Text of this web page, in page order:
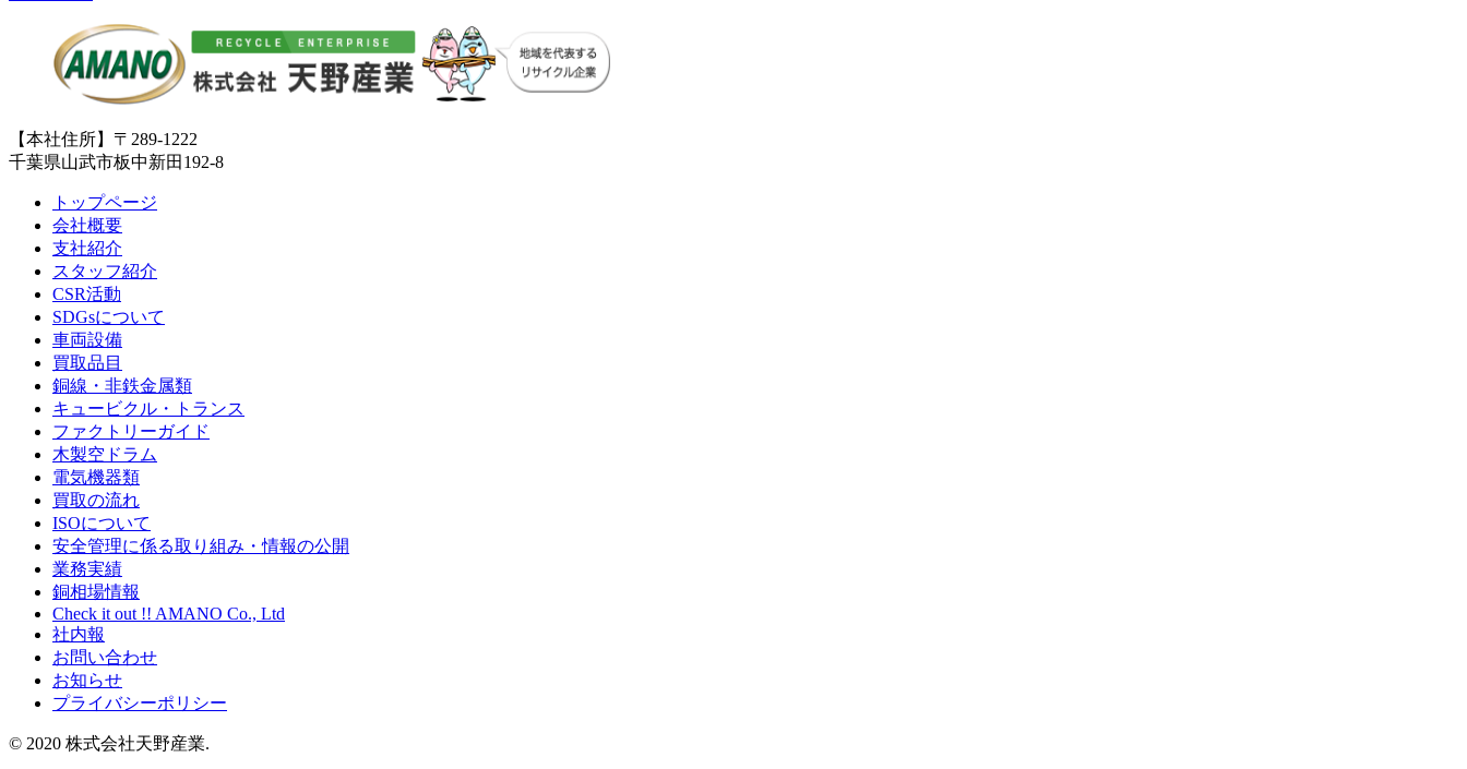
【本社住所】〒289-1222
千葉県山武市板中新田192-8
トップページ
会社概要
支社紹介
スタッフ紹介
CSR活動
SDGsについて
車両設備
買取品目
銅線・非鉄金属類
キュービクル・トランス
ファクトリーガイド
木製空ドラム
電気機器類
買取の流れ
ISOについて
安全管理に係る取り組み・情報の公開
業務実績
銅相場情報
Check it out !! AMANO Co., Ltd
社内報
お問い合わせ
お知らせ
プライバシーポリシー
© 2020 株式会社天野産業.